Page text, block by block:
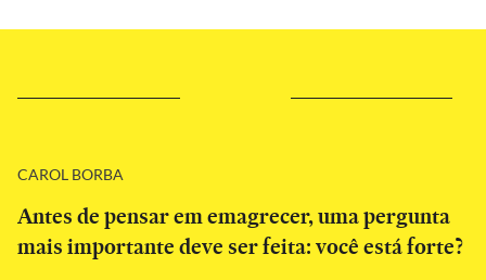
CAROL BORBA
Antes de pensar em emagrecer, uma pergunta
mais importante deve ser feita: você está forte?